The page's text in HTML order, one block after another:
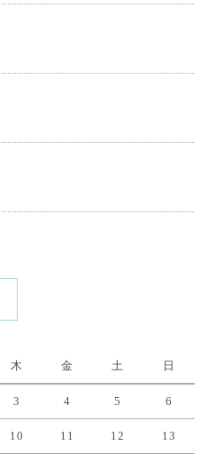
木 金 土 日
3 4 5 6
10 11 12 13